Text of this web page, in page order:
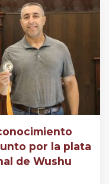
por la plata
de Wushu